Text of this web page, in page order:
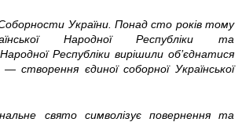
України. Понад сто років тому
Народної Республіки та
Народної Республіки вирішили об’єднатися
єдиної соборної Української
свято символізує повернення та